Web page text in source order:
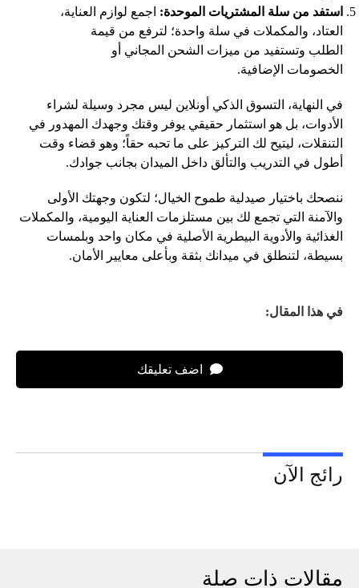
استفد من سلة المشتريات الموحدة: اجمع لوازم العناية،
العتاد، والمكملات في سلة واحدة؛ لترفع من قيمة
الطلب وتستفيد من ميزات الشحن المجاني أو
الخصومات الإضافية.
في النهاية، التسوق الذكي أونلاين ليس مجرد وسيلة لشراء
الأدوات، بل هو استثمار حقيقي يوفر وقتك وجهدك المهدور في
التنقلات، ليتيح لك التركيز على ما تحبه حقاً؛ وهو قضاء وقت
أطول في التدريب والتألق داخل الميدان بجانب جوادك.
ننصحك باختيار صيدلية طموح الخيال؛ لتكون وجهتك الأولى
والآمنة التي تجمع لك بين مستلزمات العناية اليومية، والمكملات
الغذائية والأدوية البيطرية الأصلية في مكان واحد وبلمسات
بسيطة، لتنطلق في ميدانك بثقة وبأعلى معايير الأمان.
في هذا المقال:
اضف تعليقك
رائج الآن
مقالات ذات صلة